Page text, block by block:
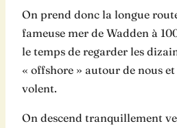
On prend donc la longue
fameuse mer de Wadden à
le temps de regarder les
« offshore » autour de nous
volent.
On descend tranquillement